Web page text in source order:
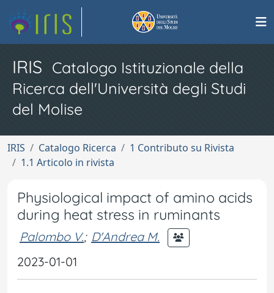
IRIS Catalogo Istituzionale della
Ricerca dell'Università degli Studi
del Molise
IRIS Catalogo Ricerca
1 Contributo su Rivista
1.1 Articolo in rivista
Physiological impact of amino acids
during heat stress in ruminants
Palombo V.; D'Andrea M.
2023-01-01